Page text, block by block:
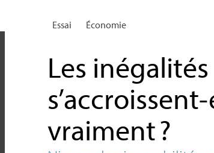
Essai Économie
Les inégalités
vraiment?